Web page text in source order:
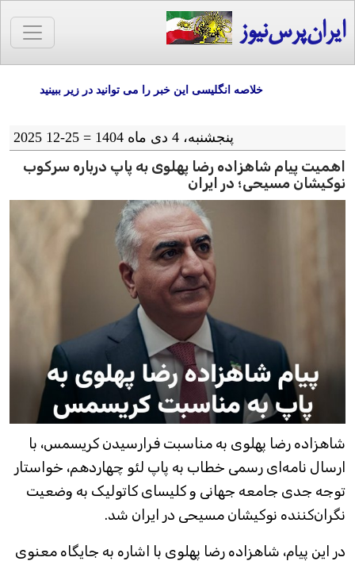
ایران‌پرس‌نیوز
خلاصه انگلیسی این خبر را می توانید در زیر ببینید
پنجشنبه، 4 دی ماه 1404 = 25-12 2025
اهمیت پیام شاهزاده رضا پهلوی به پاپ درباره سرکوب
نوکیشان مسیحی؛ در ایران
شاهزاده رضا پهلوی به مناسبت فرارسیدن کریسمس، با
ارسال نامه‌ای رسمی خطاب به پاپ لئو چهاردهم، خواستار
توجه جدی جامعه جهانی و کلیسای کاتولیک به وضعیت
نگران‌کننده نوکیشان مسیحی در ایران شد.
در این پیام، شاهزاده رضا پهلوی با اشاره به جایگاه معنوی